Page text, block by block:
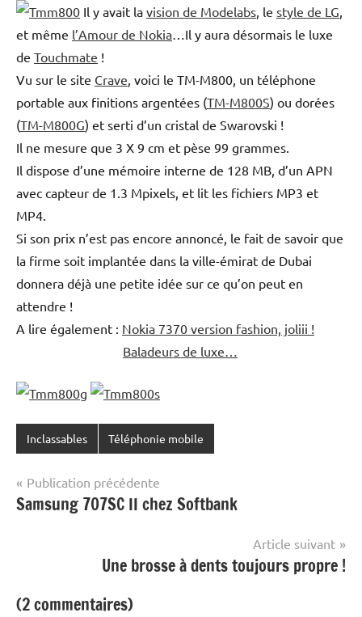
Il y avait la vision de Modelabs , le style de LG
et même l’Amour de Nokia …Il y aura désormais le luxe
de Touchmate !
Vu sur le site Crave , voici le TM-M800, un téléphone
portable aux finitions argentées (TM-M800S) ou dorées
(TM-M800G) et serti d’un cristal de Swarovski !
Il ne mesure que 3 X 9 cm et pèse 99 grammes.
Il dispose d’une mémoire interne de 128 MB, d’un APN
avec capteur de 1.3 Mpixels, et lit les fichiers MP3 et
MP4.
Si son prix n’est pas encore annoncé, le fait de savoir que
la firme soit implantée dans la ville-émirat de Dubai
donnera déjà une petite idée sur ce qu’on peut en
attendre !
A lire également : Nokia 7370 version fashion, joliii !
Baladeurs de luxe…
Inclassables Téléphonie mobile
Navigation
de
Publication précédente
Samsung 707SC II chez Softbank
Article suivant
Une brosse à dents toujours propre !
(2 commentaires)